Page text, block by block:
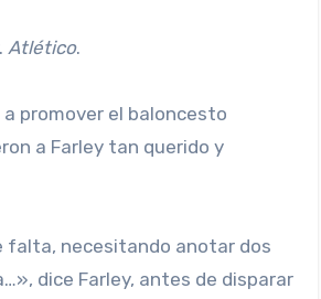
Atlético.
promover el baloncesto
a Farley tan querido y
falta, necesitando anotar dos
dice Farley, antes de disparar